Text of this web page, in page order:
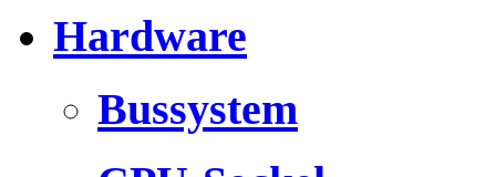
Hardware
Bussystem